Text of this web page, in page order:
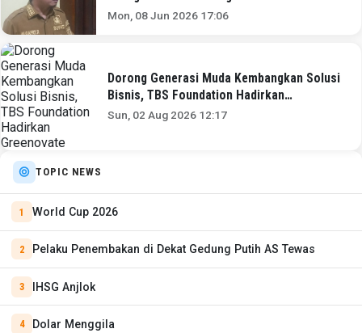
Mon, 08 Jun 2026 17:06
Dorong Generasi Muda Kembangkan Solusi
Bisnis, TBS Foundation Hadirkan
Greenovate
Sun, 02 Aug 2026 12:17
TOPIC NEWS
World Cup 2026
Pelaku Penembakan di Dekat Gedung Putih AS Tewas
IHSG Anjlok
Dolar Menggila